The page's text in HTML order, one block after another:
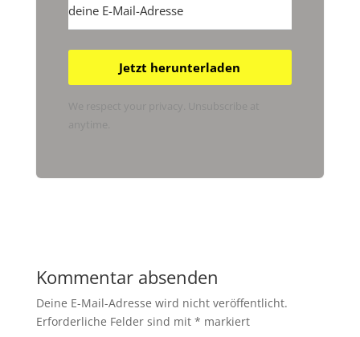
Jetzt herunterladen
We respect your privacy. Unsubscribe at
Kommentar absenden
Deine E-Mail-Adresse wird nicht veröffentlicht.
Erforderliche Felder sind mit * markiert